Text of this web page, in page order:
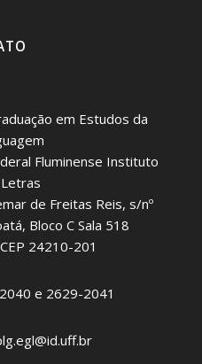
em Estudos da
Fluminense Instituto
de Freitas Reis, s/nº
Bloco C Sala 518
24210-201
e 2629-2041